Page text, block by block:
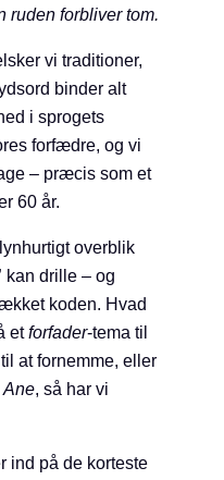
ruden forbliver tom.
vi traditioner,
binder alt
i sprogets
forfædre, og vi
– præcis som et
60 år.
overblik
kan drille – og
koden. Hvad
etforfader-tema til
til at fornemme, eller
Ane, så har vi
ind på de korteste